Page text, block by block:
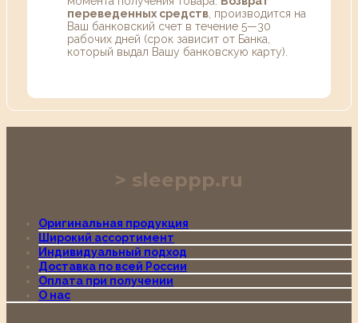
переведенных средств , производится на
Ваш банковский счет в течение 5—30
рабочих дней (срок зависит от Банка,
который выдал Вашу банковскую карту).
sleeppp.ru
Оригинальная продукция
Широкий ассортимент
Индивидуальный подход
Доставка по всей России
Оплата при получении
О нас